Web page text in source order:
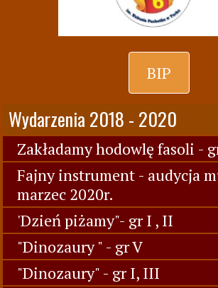
BIP
Wydarzenia 2018 - 2020
Zakładamy hodowlę fasoli -
Fajny instrument - audycja
marzec 2020r.
'Dzień piżamy"- gr I , II
"Dinozaury " - gr V
"Dinozaury" - gr I, III